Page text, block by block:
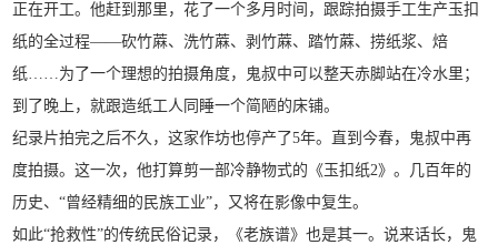
正在开工。他赶到那里，花了一个多月时间，跟踪拍摄手工生产玉扣
纸的全过程——砍竹蔴、洗竹蔴、剥竹蔴、踏竹蔴、捞纸浆、焙
纸……为了一个理想的拍摄角度，鬼叔中可以整天赤脚站在冷水里；
到了晚上，就跟造纸工人同睡一个简陋的床铺。
纪录片拍完之后不久，这家作坊也停产了5年。直到今春，鬼叔中再
度拍摄。这一次，他打算剪一部冷静物式的《玉扣纸2》。几百年的
历史、“曾经精细的民族工业”，又将在影像中复生。
如此“抢救性”的传统民俗记录，《老族谱》也是其一。说来话长，鬼